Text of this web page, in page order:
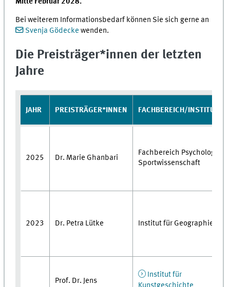
Bei weiterem Informationsbedarf können Sie sich gerne an
Svenja Gödecke wenden.
Die Preisträger*innen der letzten
Jahre
JAHR PREISTRÄGER*INNEN FACHBEREICH/INSTITUT
2025 Dr. Marie Ghanbari
Fachbereich Psychologie
Sportwissenschaft
2023 Dr. Petra Lütke Institut für Geographie
Prof. Dr. Jens
Institut für